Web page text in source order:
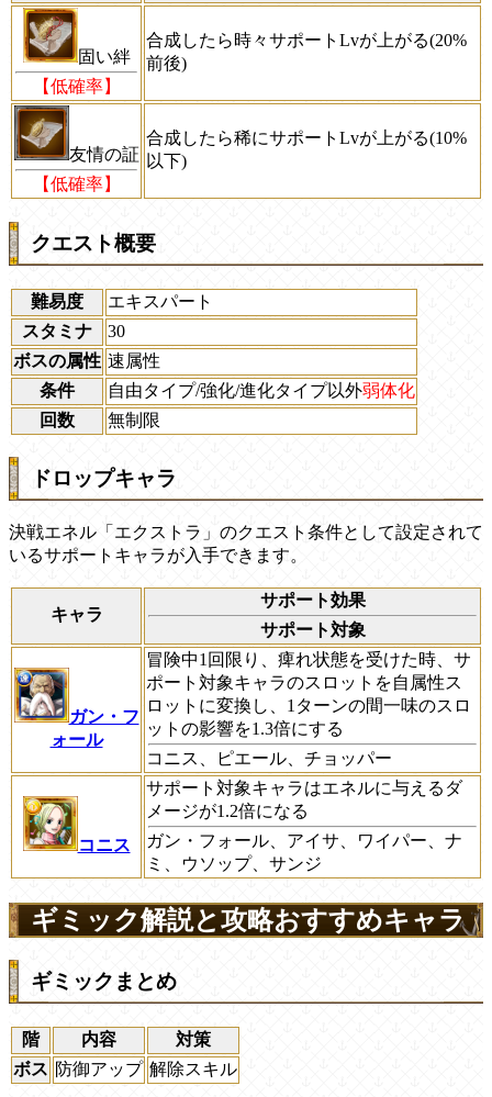
固い絆
【低確率】
合成したら時々サポートLvが上がる(20%
前後)
友情の証
【低確率】
合成したら稀にサポートLvが上がる(10%
以下)
クエスト概要
難易度
エキスパート
スタミナ
30
ボスの属性 速属性
条件
自由タイプ/強化/進化タイプ以外弱体化
回数
無制限
ドロップキャラ
決戦エネル「エクストラ」のクエスト条件として設定されて
いるサポートキャラが入手できます。
キャラ
サポート効果
サポート対象
ガン・フ
ォール
冒険中1回限り、痺れ状態を受けた時、サ
ポート対象キャラのスロットを自属性ス
ロットに変換し、1ターンの間一味のスロ
ットの影響を1.3倍にする
コニス、ピエール、チョッパー
コニス
サポート対象キャラはエネルに与えるダ
メージが1.2倍になる
ガン・フォール、アイサ、ワイパー、ナ
ミ、ウソップ、サンジ
ギミック解説と攻略おすすめキャラ
ギミックまとめ
階 内容
対策
ボス 防御アップ 解除スキル